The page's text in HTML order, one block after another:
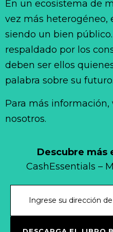
Descubre más
CashEssentials –
En un ecosistema de
vez más heterogéneo,
siendo un bien
respaldado por los
deben ser ellos
palabra sobre su futuro.
Para más información,
nosotros.